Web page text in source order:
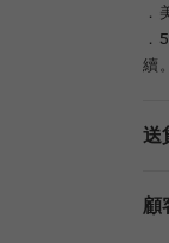
．
續
送
顧